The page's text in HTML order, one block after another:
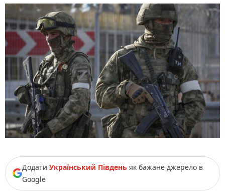
Додати Український Південь як бажане джерело в
Google